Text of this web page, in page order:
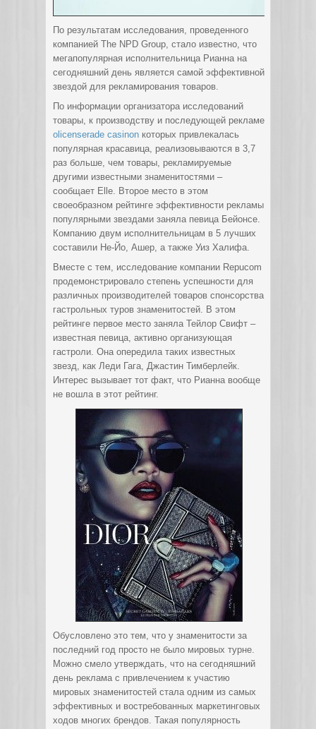
По результатам исследования, проведенного
компанией The NPD Group, стало известно, что
мегапопулярная исполнительница Рианна на
сегодняшний день является самой эффективной
звездой для рекламирования товаров.
По информации организатора исследований
товары, к производству и последующей рекламе
olicenserade casinon которых привлекалась
популярная красавица, реализовываются в 3,7
раз больше, чем товары, рекламируемые
другими известными знаменитостями –
сообщает Elle. Второе место в этом
своеобразном рейтинге эффективности рекламы
популярными звездами заняла певица Бейонсе.
Компанию двум исполнительницам в 5 лучших
составили Не-Йо, Ашер, а также Уиз Халифа.
Вместе с тем, исследование компании Repucom
продемонстрировало степень успешности для
различных производителей товаров спонсорства
гастрольных туров знаменитостей. В этом
рейтинге первое место заняла Тейлор Свифт –
известная певица, активно организующая
гастроли. Она опередила таких известных
звезд, как Леди Гага, Джастин Тимберлейк.
Интерес вызывает тот факт, что Рианна вообще
не вошла в этот рейтинг.
Обусловлено это тем, что у знаменитости за
последний год просто не было мировых турне.
Можно смело утверждать, что на сегодняшний
день реклама с привлечением к участию
мировых знаменитостей стала одним из самых
эффективных и востребованных маркетинговых
ходов многих брендов. Такая популярность